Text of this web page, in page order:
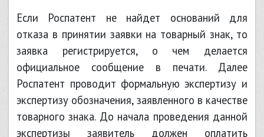
Если Роспатент не найдет оснований для
отказа в принятии заявки на товарный знак, то
заявка регистрируется, о чем делается
официальное сообщение в печати. Далее
Роспатент проводит формальную экспертизу и
экспертизу обозначения, заявленного в качестве
товарного знака. До начала проведения данной
экспертизы заявитель должен оплатить